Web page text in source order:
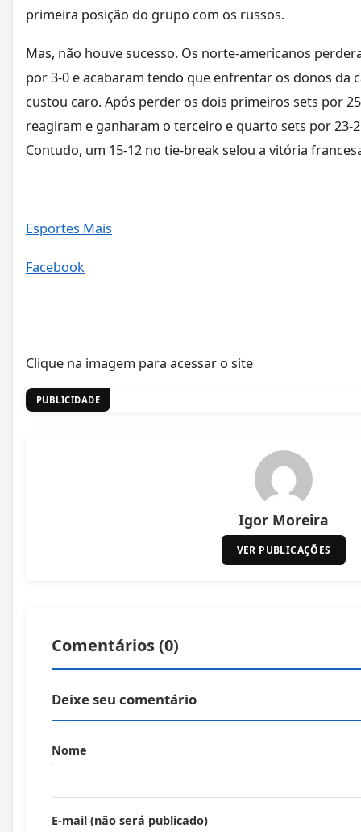
primeira posição do grupo com os russos.
Mas, não houve sucesso. Os norte-americanos
por 3-0 e acabaram tendo que enfrentar os donos da
custou caro. Após perder os dois primeiros sets por
reagiram e ganharam o terceiro e quarto sets por 23-
Contudo, um 15-12 no tie-break selou a vitória
Esportes Mais
Facebook
Clique na imagem para acessar o site
PUBLICIDADE
Igor Moreira
VER PUBLICAÇÕES
Comentários (0)
Deixe seu comentário
Nome
E-mail (não será publicado)